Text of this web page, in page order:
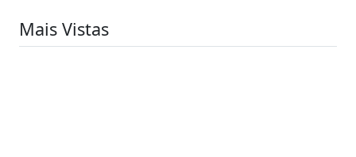
Mais Vistas